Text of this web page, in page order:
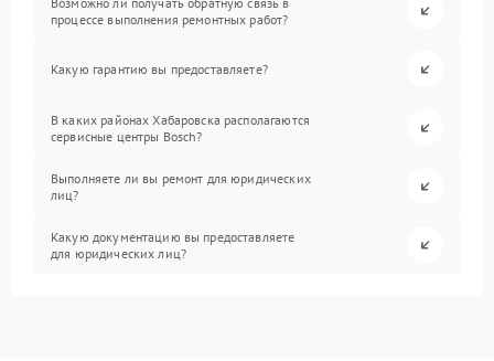
процессе выполнения ремонтных работ?
Какую гарантию вы предоставляете?
В каких районах Хабаровска располагаются
сервисные центры Bosch?
Выполняете ли вы ремонт для юридических
лиц?
Какую документацию вы предоставляете
для юридических лиц?